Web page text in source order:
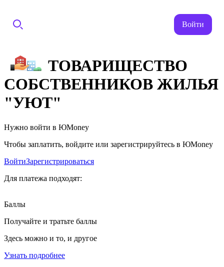
Войти
ТОВАРИЩЕСТВО
СОБСТВЕННИКОВ ЖИЛЬЯ
"УЮТ"
Нужно войти в ЮMoney
Чтобы заплатить, войдите или зарегистрируйтесь в ЮMoney
ВойтиЗарегистрироваться
Для платежа подходят:
Баллы
Получайте и тратьте баллы
Здесь можно и то, и другое
Узнать подробнее